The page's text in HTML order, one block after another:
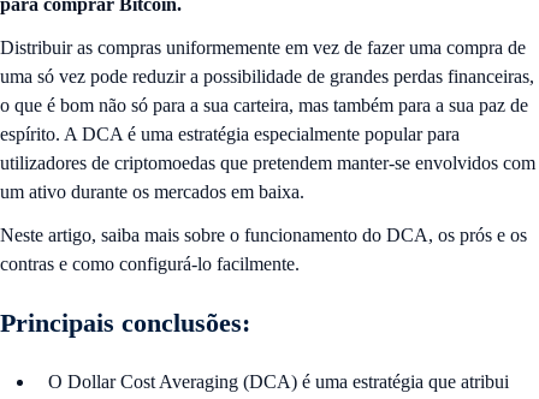
para comprar Bitcoin.
Distribuir as compras uniformemente em vez de fazer uma compra de
uma só vez pode reduzir a possibilidade de grandes perdas financeiras,
o que é bom não só para a sua carteira, mas também para a sua paz de
espírito. A DCA é uma estratégia especialmente popular para
utilizadores de criptomoedas que pretendem manter-se envolvidos com
um ativo durante os mercados em baixa.
Neste artigo, saiba mais sobre o funcionamento do DCA, os prós e os
contras e como configurá-lo facilmente.
Principais conclusões:
O Dollar Cost Averaging (DCA) é uma estratégia que atribui